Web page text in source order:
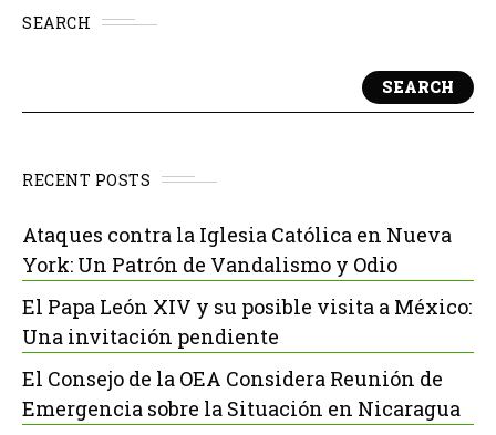
SEARCH
SEARCH
RECENT POSTS
Ataques contra la Iglesia Católica en Nueva
York: Un Patrón de Vandalismo y Odio
El Papa León XIV y su posible visita a México:
Una invitación pendiente
El Consejo de la OEA Considera Reunión de
Emergencia sobre la Situación en Nicaragua